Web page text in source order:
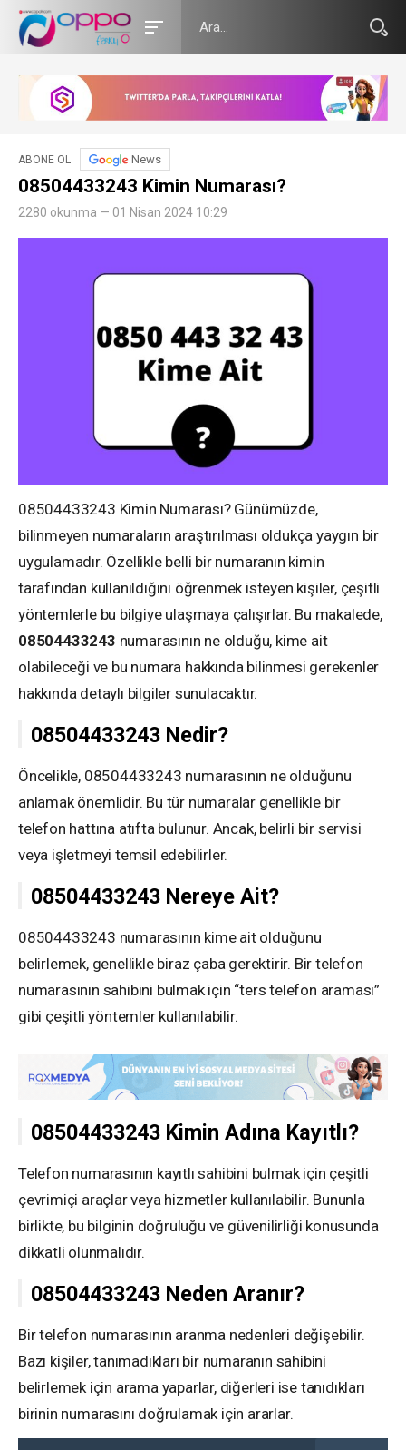
ABONE OL News
08504433243 Kimin Numarası?
2280 okunma — 01 Nisan 2024 10:29
08504433243 Kimin Numarası? Günümüzde,
bilinmeyen numaraların araştırılması oldukça yaygın bir
uygulamadır. Özellikle belli bir numaranın kimin
tarafından kullanıldığını öğrenmek isteyen kişiler, çeşitli
yöntemlerle bu bilgiye ulaşmaya çalışırlar. Bu makalede,
08504433243 numarasının ne olduğu, kime ait
olabileceği ve bu numara hakkında bilinmesi gerekenler
hakkında detaylı bilgiler sunulacaktır.
08504433243 Nedir?
Öncelikle, 08504433243 numarasının ne olduğunu
anlamak önemlidir. Bu tür numaralar genellikle bir
telefon hattına atıfta bulunur. Ancak, belirli bir servisi
veya işletmeyi temsil edebilirler.
08504433243 Nereye Ait?
08504433243 numarasının kime ait olduğunu
belirlemek, genellikle biraz çaba gerektirir. Bir telefon
numarasının sahibini bulmak için “ters telefon araması”
gibi çeşitli yöntemler kullanılabilir.
08504433243 Kimin Adına Kayıtlı?
Telefon numarasının kayıtlı sahibini bulmak için çeşitli
çevrimiçi araçlar veya hizmetler kullanılabilir. Bununla
birlikte, bu bilginin doğruluğu ve güvenilirliği konusunda
dikkatli olunmalıdır.
08504433243 Neden Aranır?
Bir telefon numarasının aranma nedenleri değişebilir.
Bazı kişiler, tanımadıkları bir numaranın sahibini
belirlemek için arama yaparlar, diğerleri ise tanıdıkları
birinin numarasını doğrulamak için ararlar.